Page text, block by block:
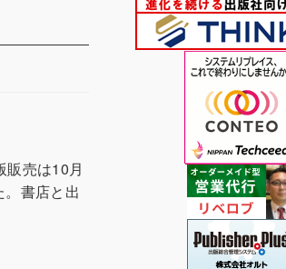
売は10月
書店と出